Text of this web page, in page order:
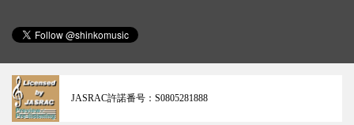
JASRAC許諾番号： S0805281888